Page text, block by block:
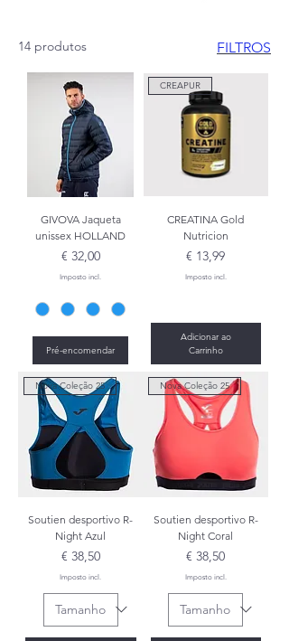
14 produtos FILTROS
GIVOVA Jaqueta
unissex HOLLAND
Preço
€ 32,00
Imposto incl.
Pré-encomendar
CREAPUR
CREATINA Gold
Nutricion
Preço
€ 13,99
Imposto incl.
Adicionar ao
Carrinho
Nova Coleção 25
Soutien desportivo R-
Night Azul
Preço
€ 38,50
Imposto incl.
Nova Coleção 25
Soutien desportivo R-
Night Coral
Preço
€ 38,50
Imposto incl.